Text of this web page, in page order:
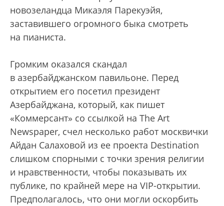
новозеландца Микаэля Парекуэйя,
заставившего огромного быка смотреть
на пианиста.
Громким оказался скандал
в азербайджанском павильоне. Перед
открытием его посетил президент
Азербайджана, который, как пишет
«Коммерсант» со ссылкой на The Art
Newspaper, счел несколько работ москвички
Айдан Салаховой из ее проекта Destination
слишком спорными с точки зрения религии
и нравственности, чтобы показывать их
публике, по крайней мере на VIP-открытии.
Предполагалось, что они могли оскорбить